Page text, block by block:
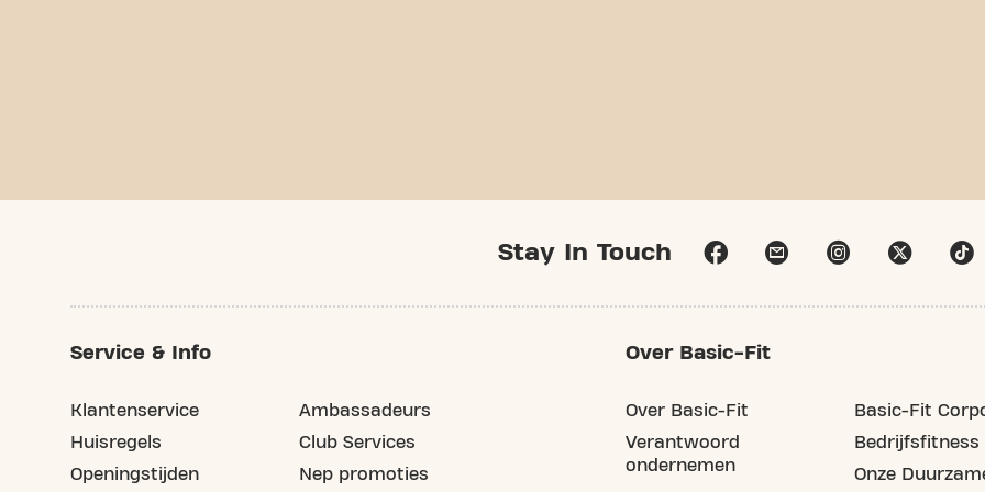
Stay In Touch
Service & Info
Klantenservice
Huisregels
Openingstijden
Ambassadeurs
Club Services
Nep promoties
Over Basic-Fit
Over Basic-Fit
Verantwoord
ondernemen
Basic-Fit
Bedrijfsfitness
Onze